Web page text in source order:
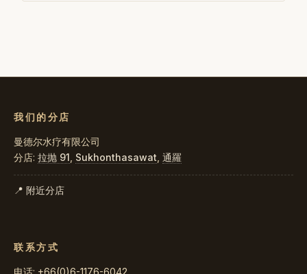
我们的分店
曼德尔水疗有限公司
分店: 拉抛 91 Sukhonthasawat 通羅
📍 附近分店
联系方式
电话: +66(0)6-1176-6042